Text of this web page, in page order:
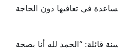
في تعافيها دون الحاجة
قائلة: “الحمد لله أنا بصحة